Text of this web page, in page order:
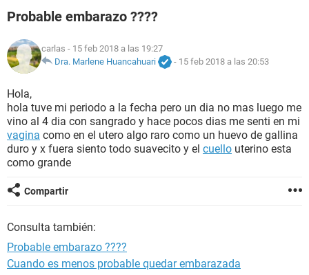
NUTRICIÓN
BIENESTAR
SEXUALIDAD
GLOSARIO
Probable embarazo ????
carlas - 15 feb 2018 a las 19:27
Dra. Marlene Huancahuari
- 15 feb 2018 a las 20:53
Hola,
hola tuve mi periodo a la fecha pero un dia no mas luego me
vino al 4 dia con sangrado y hace pocos dias me senti en mi
vagina como en el utero algo raro como un huevo de gallina
duro y x fuera siento todo suavecito y el cuello uterino esta
como grande
Compartir
Consulta también:
Probable embarazo ????
Cuando es menos probable quedar embarazada